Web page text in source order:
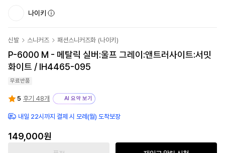
나이키
신발 스니커즈 패션스니커즈화 (나이키)
P-6000 M - 메탈릭 실버:울프 그레이:앤트러사이트:서밋
화이트 / IH4465-095
무료반품
5 후기 48개 AI 요약 보기
내일 22시까지 결제 시 모레(월) 도착보장
149,000원